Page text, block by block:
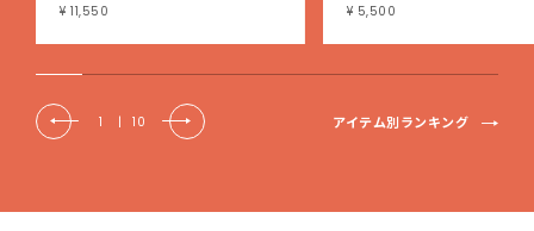
¥ 11,550 ¥ 5,500
1 | 10 アイテム別ランキング